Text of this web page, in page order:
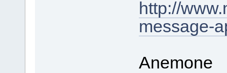
http://
message-
Anemone